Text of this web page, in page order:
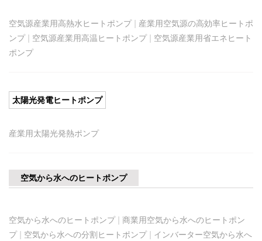
空気源産業用高熱水ヒートポンプ| 産業用空気源の高効率ヒートポ
ンプ| 空気源産業用高温ヒートポンプ| 空気源産業用省エネヒート
ポンプ
太陽光発電ヒートポンプ
産業用太陽光発熱ポンプ
空気から水へのヒートポンプ
空気から水へのヒートポンプ| 商業用空気から水へのヒートポン
プ| 空気から水への分割ヒートポンプ| インバーター空気から水へ